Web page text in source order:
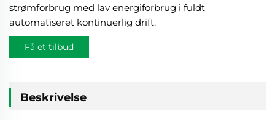
strømforbrug med lav energiforbrug i fuldt
automatiseret kontinuerlig drift.
Få et tilbud
Beskrivelse